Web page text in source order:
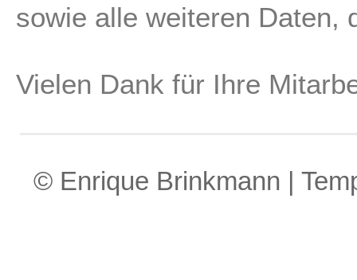
sowie alle weiteren Daten,
Vielen Dank für Ihre
© Enrique Brinkmann |